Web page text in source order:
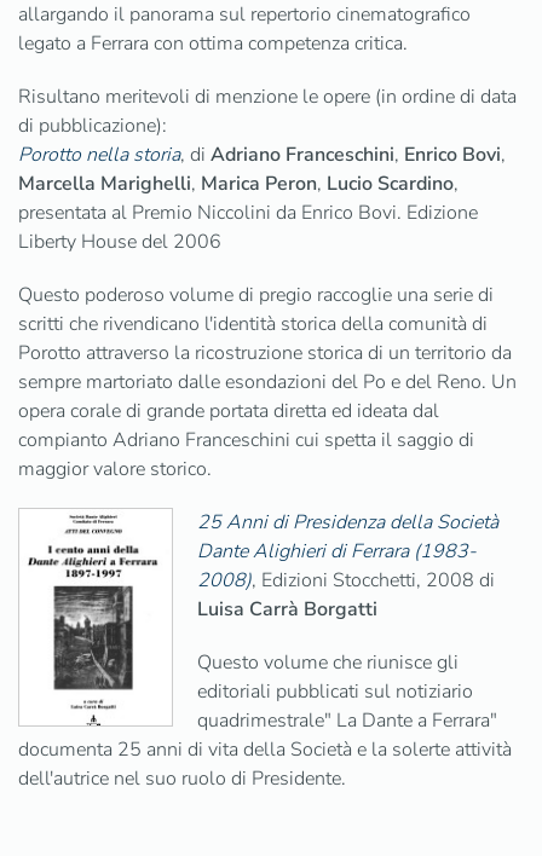
allargando il panorama sul repertorio cinematografico
legato a Ferrara con ottima competenza critica.
Risultano meritevoli di menzione le opere (in ordine di data
di pubblicazione):
Porotto nella storia, di Adriano Franceschini, Enrico Bovi,
Marcella Marighelli, Marica Peron, Lucio Scardino,
presentata al Premio Niccolini da Enrico Bovi. Edizione
Liberty House del 2006
Questo poderoso volume di pregio raccoglie una serie di
scritti che rivendicano l'identità storica della comunità di
Porotto attraverso la ricostruzione storica di un territorio da
sempre martoriato dalle esondazioni del Po e del Reno. Un
opera corale di grande portata diretta ed ideata dal
compianto Adriano Franceschini cui spetta il saggio di
maggior valore storico.
25 Anni di Presidenza della Società
Dante Alighieri di Ferrara (1983-
2008), Edizioni Stocchetti, 2008 di
Luisa Carrà Borgatti
Questo volume che riunisce gli
editoriali pubblicati sul notiziario
quadrimestrale" La Dante a Ferrara"
documenta 25 anni di vita della Società e la solerte attività
dell'autrice nel suo ruolo di Presidente.